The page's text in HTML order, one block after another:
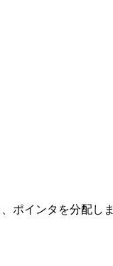
ポインタを分配しま